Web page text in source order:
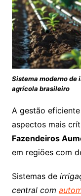
Sistema moderno de
agrícola brasileiro
A gestão
aspectos mais
Fazendeiros
em regiões com
Sistemas de
central com